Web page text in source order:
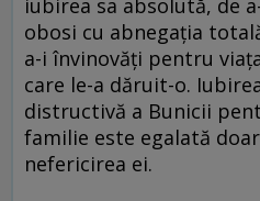
obosi cu abnegaţia
a-i învinovăţi pentru
care le-a dăruit-o.
distructivă a Bunicii
familie este egalată
nefericirea ei.